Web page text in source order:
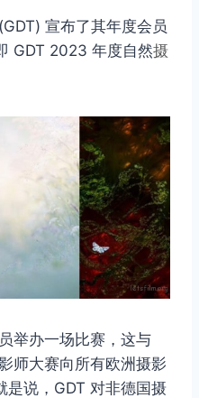
(GDT) 宣布了其年度会员
GDT 2023 年度自然摄
举办一场比赛，这与
师大赛向所有欧洲摄影
是说，GDT 对非德国摄